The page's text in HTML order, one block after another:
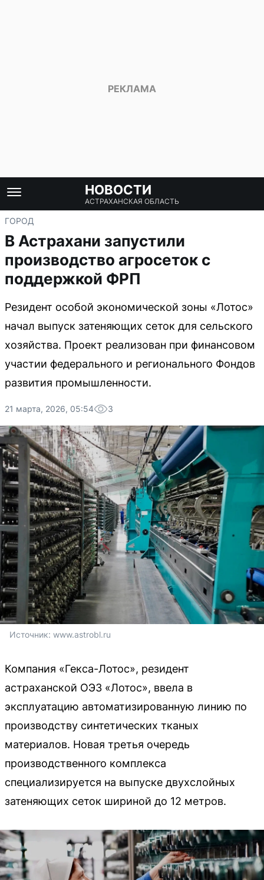
НОВОСТИ
АСТРАХАНСКАЯ ОБЛАСТЬ
ГОРОД
В Астрахани запустили
производство агросеток с
поддержкой ФРП
Резидент особой экономической зоны «Лотос»
начал выпуск затеняющих сеток для сельского
хозяйства. Проект реализован при финансовом
участии федерального и регионального Фондов
развития промышленности.
21 марта, 2026, 05:54 3
Источник: www.astrobl.ru
Компания «Гекса-Лотос», резидент
астраханской ОЭЗ «Лотос», ввела в
эксплуатацию автоматизированную линию по
производству синтетических тканых
материалов. Новая третья очередь
производственного комплекса
специализируется на выпуске двухслойных
затеняющих сеток шириной до 12 метров.